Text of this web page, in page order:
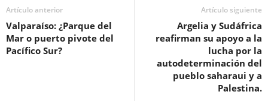
Artículo anterior
Valparaíso: ¿Parque del
Mar o puerto pivote del
Pacífico Sur?
Artículo siguiente
Argelia y Sudáfrica
reafirman su apoyo a la
lucha por la
autodeterminación del
pueblo saharaui y a
Palestina.